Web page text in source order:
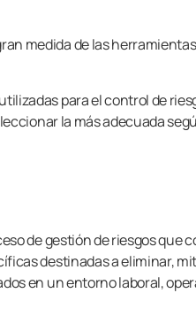
medida de las herramientas
para el control de
la más adecuada
de gestión de riesgos que
destinadas a eliminar,
en un entorno laboral,